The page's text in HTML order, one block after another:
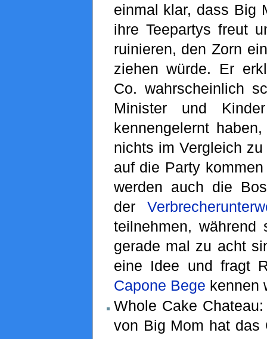
einmal klar, dass Big
ihre Teepartys freut
ruinieren, den Zorn
ziehen würde. Er
Co. wahrscheinlich
Minister und
kennengelernt
nichts im Vergleich
auf die Party
werden auch die
der
teilnehmen,
gerade mal zu acht
eine Idee und fragt
Capone Bege kennen
Whole Cake
von Big Mom hat das